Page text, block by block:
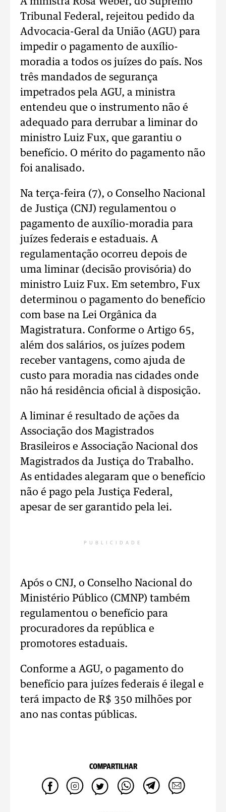
Tribunal Federal, rejeitou pedido da
Advocacia-Geral da União (AGU) para
impedir o pagamento de auxílio-
moradia a todos os juízes do país. Nos
três mandados de segurança
impetrados pela AGU, a ministra
entendeu que o instrumento não é
adequado para derrubar a liminar do
ministro Luiz Fux, que garantiu o
benefício. O mérito do pagamento não
foi analisado.
Na terça-feira (7), o Conselho Nacional
de Justiça (CNJ) regulamentou o
pagamento de auxílio-moradia para
juízes federais e estaduais. A
regulamentação ocorreu depois de
uma liminar (decisão provisória) do
ministro Luiz Fux. Em setembro, Fux
determinou o pagamento do benefício
com base na Lei Orgânica da
Magistratura. Conforme o Artigo 65,
além dos salários, os juízes podem
receber vantagens, como ajuda de
custo para moradia nas cidades onde
não há residência oficial à disposição.
A liminar é resultado de ações da
Associação dos Magistrados
Brasileiros e Associação Nacional dos
Magistrados da Justiça do Trabalho.
As entidades alegaram que o benefício
não é pago pela Justiça Federal,
apesar de ser garantido pela lei.
PUBLICIDADE
Após o CNJ, o Conselho Nacional do
Ministério Público (CMNP) também
regulamentou o benefício para
procuradores da república e
promotores estaduais.
Conforme a AGU, o pagamento do
benefício para juízes federais é ilegal e
terá impacto de R$ 350 milhões por
ano nas contas públicas.
COMPARTILHAR